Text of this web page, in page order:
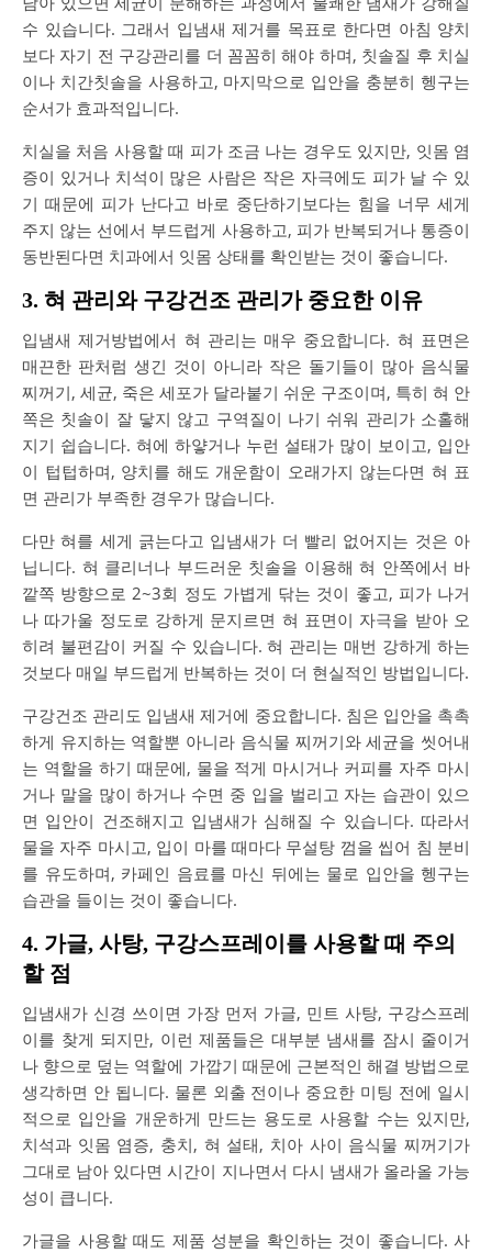
수 있습니다. 그래서 입냄새 제거를 목표로 한다면 아침 양치
보다 자기 전 구강관리를 더 꼼꼼히 해야 하며, 칫솔질 후 치실
이나 치간칫솔을 사용하고, 마지막으로 입안을 충분히 헹구는
순서가 효과적입니다.
치실을 처음 사용할 때 피가 조금 나는 경우도 있지만, 잇몸 염
증이 있거나 치석이 많은 사람은 작은 자극에도 피가 날 수 있
기 때문에 피가 난다고 바로 중단하기보다는 힘을 너무 세게
주지 않는 선에서 부드럽게 사용하고, 피가 반복되거나 통증이
동반된다면 치과에서 잇몸 상태를 확인받는 것이 좋습니다.
3. 혀 관리와 구강건조 관리가 중요한 이유
입냄새 제거방법에서 혀 관리는 매우 중요합니다. 혀 표면은
매끈한 판처럼 생긴 것이 아니라 작은 돌기들이 많아 음식물
찌꺼기, 세균, 죽은 세포가 달라붙기 쉬운 구조이며, 특히 혀 안
쪽은 칫솔이 잘 닿지 않고 구역질이 나기 쉬워 관리가 소홀해
지기 쉽습니다. 혀에 하얗거나 누런 설태가 많이 보이고, 입안
이 텁텁하며, 양치를 해도 개운함이 오래가지 않는다면 혀 표
면 관리가 부족한 경우가 많습니다.
다만 혀를 세게 긁는다고 입냄새가 더 빨리 없어지는 것은 아
닙니다. 혀 클리너나 부드러운 칫솔을 이용해 혀 안쪽에서 바
깥쪽 방향으로 2~3회 정도 가볍게 닦는 것이 좋고, 피가 나거
나 따가울 정도로 강하게 문지르면 혀 표면이 자극을 받아 오
히려 불편감이 커질 수 있습니다. 혀 관리는 매번 강하게 하는
것보다 매일 부드럽게 반복하는 것이 더 현실적인 방법입니다.
구강건조 관리도 입냄새 제거에 중요합니다. 침은 입안을 촉촉
하게 유지하는 역할뿐 아니라 음식물 찌꺼기와 세균을 씻어내
는 역할을 하기 때문에, 물을 적게 마시거나 커피를 자주 마시
거나 말을 많이 하거나 수면 중 입을 벌리고 자는 습관이 있으
면 입안이 건조해지고 입냄새가 심해질 수 있습니다. 따라서
물을 자주 마시고, 입이 마를 때마다 무설탕 껌을 씹어 침 분비
를 유도하며, 카페인 음료를 마신 뒤에는 물로 입안을 헹구는
습관을 들이는 것이 좋습니다.
4. 가글, 사탕, 구강스프레이를 사용할 때 주의
할 점
입냄새가 신경 쓰이면 가장 먼저 가글, 민트 사탕, 구강스프레
이를 찾게 되지만, 이런 제품들은 대부분 냄새를 잠시 줄이거
나 향으로 덮는 역할에 가깝기 때문에 근본적인 해결 방법으로
생각하면 안 됩니다. 물론 외출 전이나 중요한 미팅 전에 일시
적으로 입안을 개운하게 만드는 용도로 사용할 수는 있지만,
치석과 잇몸 염증, 충치, 혀 설태, 치아 사이 음식물 찌꺼기가
그대로 남아 있다면 시간이 지나면서 다시 냄새가 올라올 가능
성이 큽니다.
가글을 사용할 때도 제품 성분을 확인하는 것이 좋습니다. 사